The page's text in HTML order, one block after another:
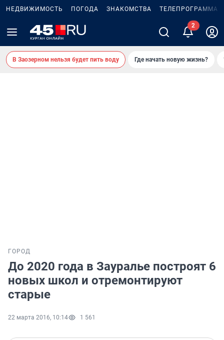
НЕДВИЖИМОСТЬ ПОГОДА ЗНАКОМСТВА ТЕЛЕПРОГРАММА
2
В Заозерном нельзя будет пить воду Где начать новую жизнь?
ГОРОД
До 2020 года в Зауралье построят 6
новых школ и отремонтируют
старые
22 марта 2016, 10:14 1 561